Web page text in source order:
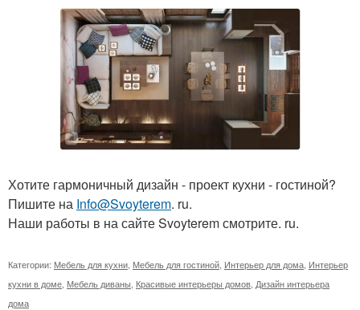
Хотите гармоничный дизайн - проект кухни - гостиной?
Пишите на Info@Svoyterem. ru.
Наши работы в на сайте Svoyterem смотрите. ru.
Категории: Мебель для кухни Мебель для гостиной Интерьер для дома Интерьер
кухни в доме Мебель диваны Красивые интерьеры домов Дизайн интерьера
дома